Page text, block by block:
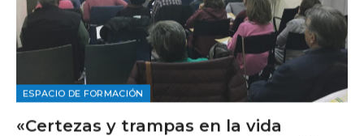
ESPACIO DE FORMACIÓN
«Certezas y trampas en la vida